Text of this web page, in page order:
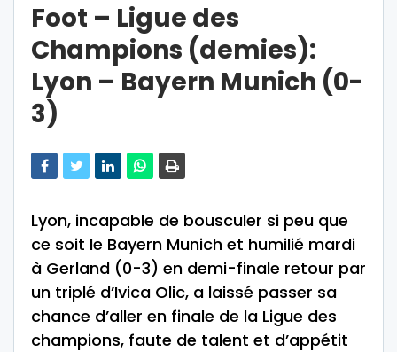
Foot – Ligue des
Champions (demies):
Lyon – Bayern Munich (0-
3)
Lyon, incapable de bousculer si peu que
ce soit le Bayern Munich et humilié mardi
à Gerland (0-3) en demi-finale retour par
un triplé d’Ivica Olic, a laissé passer sa
chance d’aller en finale de la Ligue des
champions, faute de talent et d’appétit